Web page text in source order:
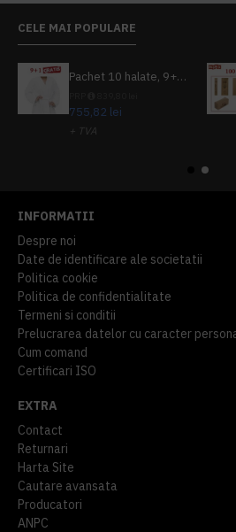
CELE MAI POPULARE
Pachet 10 halate, 9+1 gratuit
755,82 lei
+ TVA
INFORMATII
Despre noi
Date de identificare ale societatii
Politica cookie
Politica de confidentialitate
Termeni si conditii
Prelucrarea datelor cu caracter
Cum comand
Certificari ISO
EXTRA
Contact
Returnari
Harta Site
Cautare avansata
Producatori
ANPC